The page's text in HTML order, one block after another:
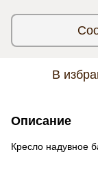
В
Описание
Кресло надувное